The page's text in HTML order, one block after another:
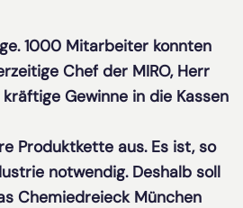
1000 Mitarbeiter konnten
Chef der MIRO, Herr
Gewinne in die Kassen
Produktkette aus. Es ist, so
notwendig. Deshalb soll
Chemiedreieck München